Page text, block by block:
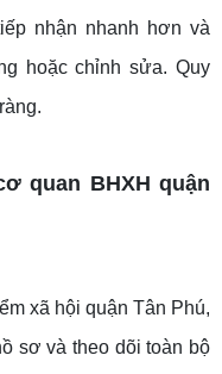
nhận nhanh hơn và
hoặc chỉnh sửa. Quy
quan BHXH quận
xã hội quận Tân Phú,
sơ và theo dõi toàn bộ